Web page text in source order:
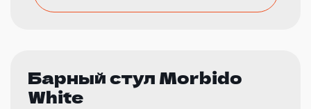
Барный стул Morbido
White